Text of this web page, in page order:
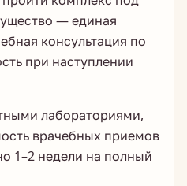
— единая
консультация по
при наступлении
лабораториями,
врачебных приемов
1–2 недели на полный